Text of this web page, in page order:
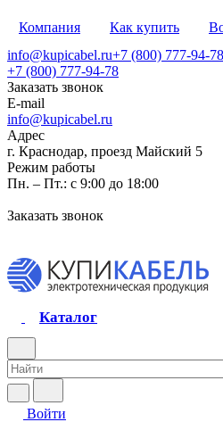
Компания Как купить
info@kupicabel.ru+7 (800) 777-94-78
+7 (800) 777-94-78
Заказать звонок
E-mail
info@kupicabel.ru
Адрес
г. Краснодар, проезд Майский 5
Режим работы
Пн. – Пт.: с 9:00 до 18:00
Заказать звонок
Каталог
Войти